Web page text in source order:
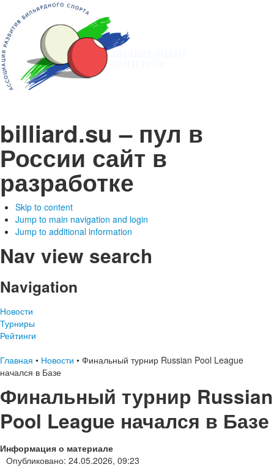
billiard.su – пул в
России сайт в
разработке
Skip to content
Jump to main navigation and login
Jump to additional information
Nav view search
Navigation
Новости
Турниры
Рейтинги
Главная • Новости • Финальный турнир Russian Pool League
начался в Базе
Финальный турнир Russian
Pool League начался в Базе
Информация о материале
Опубликовано: 24.05.2026, 09:23